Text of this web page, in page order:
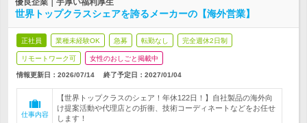
優良企業｜手厚い福利厚生
世界トップクラスシェアを誇るメーカーの【海外営業】
正社員 業種未経験OK 急募 転勤なし 完全週休2日制
リモートワーク可 女性のおしごと掲載中
情報更新日：2026/07/14 終了予定日： 2027/01/04
仕事内容
【世界トップクラスのシェア！年休122日！】自社製品の海外向
け提案活動や代理店との折衝、技術コーディネートなどをお任せ
します！